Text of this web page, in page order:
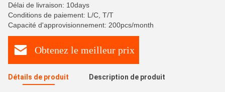
Délai de livraison: 10days
Conditions de paiement: L/C, T/T
Capacité d'approvisionnement: 200pcs/month
Obtenez le meilleur prix
Détails de produit Description de produit